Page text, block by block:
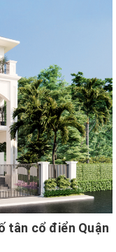
tân cổ điển Quận